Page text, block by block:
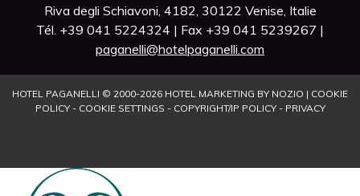
Riva degli Schiavoni, 4182, 30122 Venise, Italie
Tél. +39 041 5224324 | Fax +39 041 5239267 |
paganelli@hotelpaganelli.com
HOTEL PAGANELLI © 2000-2026 HOTEL MARKETING BY NOZIO | COOKIE
POLICY- COOKIE SETTINGS - COPYRIGHT/IP POLICY- PRIVACY